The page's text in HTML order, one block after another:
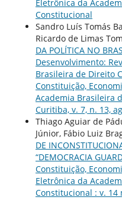
Eletrônica da
Constitucional
Sandro Luís Tomás
Ricardo de Limas
DA POLÍTICA NO
Desenvolvimento:
Brasileira de Direito
Constituição,
Academia Brasileira
Curitiba, v. 7, n. 13,
Thiago Aguiar de
Júnior, Fábio Luiz
DE
“DEMOCRACIA
Constituição,
Eletrônica da
Constitucional : v. 14